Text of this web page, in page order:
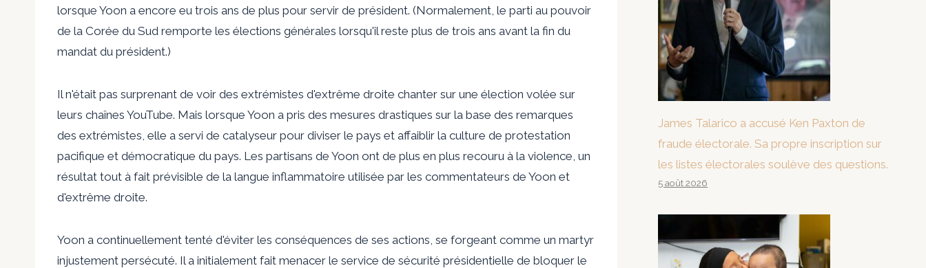
lorsque Yoon a encore eu trois ans de plus pour servir de président. (Normalement, le parti au pouvoir
de la Corée du Sud remporte les élections générales lorsqu'il reste plus de trois ans avant la fin du
mandat du président.)
Il n'était pas surprenant de voir des extrémistes d'extrême droite chanter sur une élection volée sur
leurs chaînes YouTube. Mais lorsque Yoon a pris des mesures drastiques sur la base des remarques
des extrémistes, elle a servi de catalyseur pour diviser le pays et affaiblir la culture de protestation
pacifique et démocratique du pays. Les partisans de Yoon ont de plus en plus recouru à la violence, un
résultat tout à fait prévisible de la langue inflammatoire utilisée par les commentateurs de Yoon et
d'extrême droite.
Yoon a continuellement tenté d'éviter les conséquences de ses actions, se forgeant comme un martyr
injustement persécuté. Il a initialement fait menacer le service de sécurité présidentielle de bloquer le
James Talarico a accusé Ken Paxton de
fraude électorale. Sa propre inscription sur
les listes électorales soulève des questions.
5 août 2026